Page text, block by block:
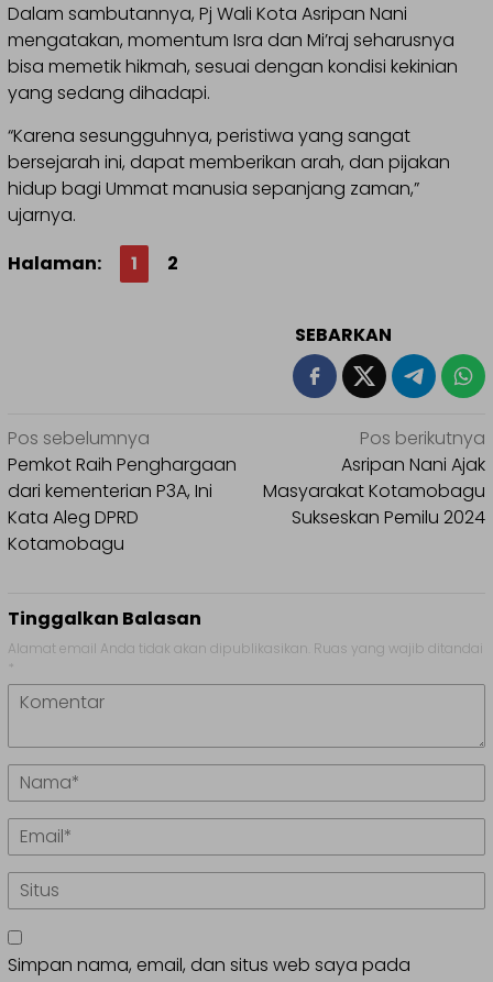
Dalam sambutannya, Pj Wali Kota Asripan Nani
mengatakan, momentum Isra dan Mi’raj seharusnya
bisa memetik hikmah, sesuai dengan kondisi kekinian
yang sedang dihadapi.
“Karena sesungguhnya, peristiwa yang sangat
bersejarah ini, dapat memberikan arah, dan pijakan
hidup bagi Ummat manusia sepanjang zaman,”
ujarnya.
Halaman:
1 2
SEBARKAN
Navigasi
pos
Pos sebelumnya
Pemkot Raih Penghargaan
dari kementerian P3A, Ini
Kata Aleg DPRD
Kotamobagu
Pos berikutnya
Asripan Nani Ajak
Masyarakat Kotamobagu
Sukseskan Pemilu 2024
Tinggalkan Balasan
Alamat email Anda tidak akan dipublikasikan. Ruas yang wajib ditandai
*
Simpan nama, email, dan situs web saya pada